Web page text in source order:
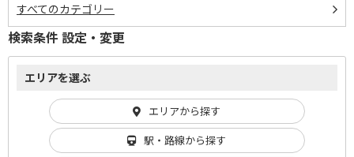
すべてのカテゴリー
検索条件 設定・変更
エリアを選ぶ
エリアから探す
駅・路線から探す